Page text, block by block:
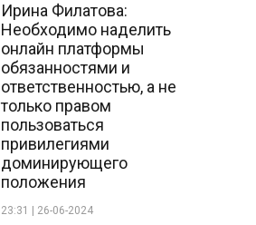
Ирина Филатова:
Необходимо наделить
онлайн платформы
обязанностями и
ответственностью, а не
только правом
пользоваться
привилегиями
доминирующего
положения
23:31 | 26-06-2024